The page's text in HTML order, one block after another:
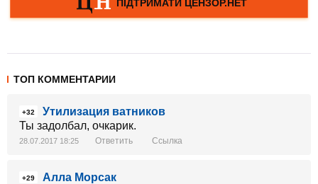
ТОП КОММЕНТАРИИ
+32
Утилизация ватников
Ты задолбал, очкарик.
28.07.2017 18:25 Ответить Ссылка
+29
Алла Морсак